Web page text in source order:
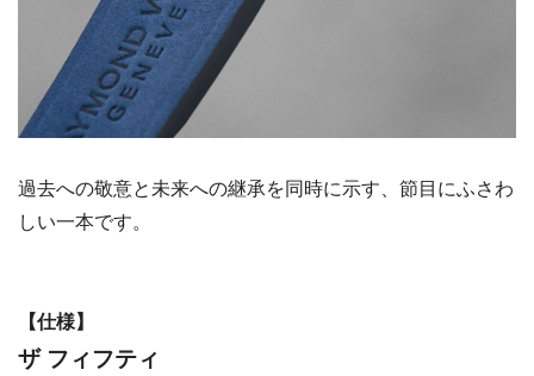
過去への敬意と未来への継承を同時に示す、節目にふさわ
しい一本です。
【仕様】
ザ フィフティ